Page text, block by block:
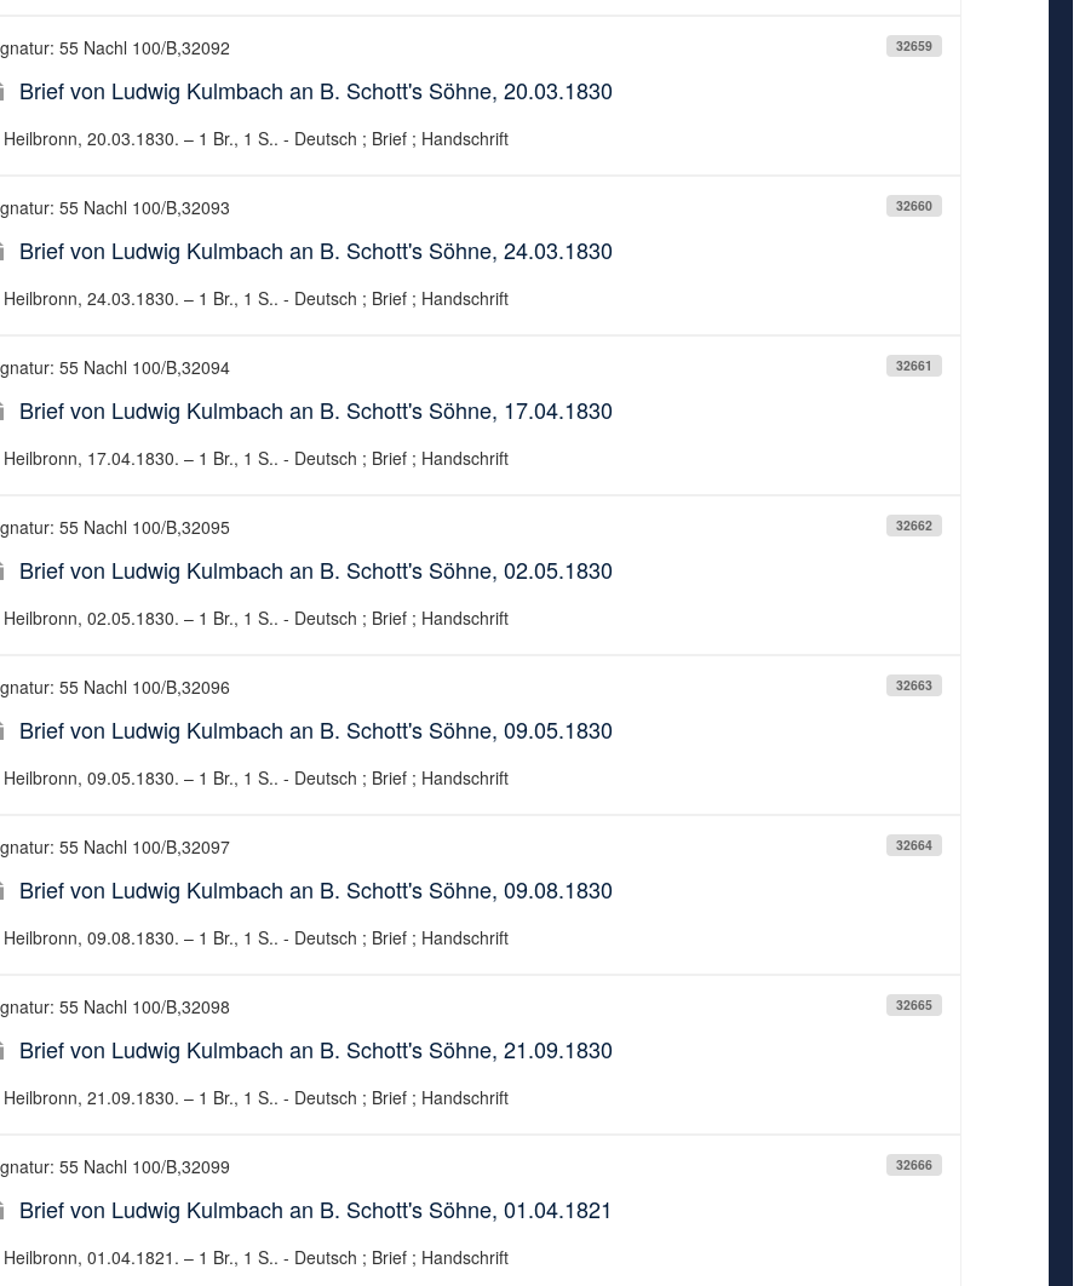
32659
55 Nachl 100/B,32092
Brief von Ludwig Kulmbach an B. Schott's Söhne, 20.03.1830
Heilbronn, 20.03.1830. – 1 Br., 1 S.. - Deutsch ; Brief ; Handschrift
32660
55 Nachl 100/B,32093
Brief von Ludwig Kulmbach an B. Schott's Söhne, 24.03.1830
Heilbronn, 24.03.1830. – 1 Br., 1 S.. - Deutsch ; Brief ; Handschrift
32661
55 Nachl 100/B,32094
Brief von Ludwig Kulmbach an B. Schott's Söhne, 17.04.1830
Heilbronn, 17.04.1830. – 1 Br., 1 S.. - Deutsch ; Brief ; Handschrift
32662
55 Nachl 100/B,32095
Brief von Ludwig Kulmbach an B. Schott's Söhne, 02.05.1830
Heilbronn, 02.05.1830. – 1 Br., 1 S.. - Deutsch ; Brief ; Handschrift
32663
55 Nachl 100/B,32096
Brief von Ludwig Kulmbach an B. Schott's Söhne, 09.05.1830
Heilbronn, 09.05.1830. – 1 Br., 1 S.. - Deutsch ; Brief ; Handschrift
32664
55 Nachl 100/B,32097
Brief von Ludwig Kulmbach an B. Schott's Söhne, 09.08.1830
Heilbronn, 09.08.1830. – 1 Br., 1 S.. - Deutsch ; Brief ; Handschrift
32665
55 Nachl 100/B,32098
Brief von Ludwig Kulmbach an B. Schott's Söhne, 21.09.1830
Heilbronn, 21.09.1830. – 1 Br., 1 S.. - Deutsch ; Brief ; Handschrift
32666
55 Nachl 100/B,32099
Brief von Ludwig Kulmbach an B. Schott's Söhne, 01.04.1821
Heilbronn, 01.04.1821. – 1 Br., 1 S.. - Deutsch ; Brief ; Handschrift